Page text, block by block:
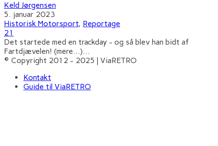
Keld Jørgensen
5. januar 2023
Historisk Motorsport, Reportage
21
Det startede med en trackday - og så blev han bidt af
Fartdjævelen! (mere…)...
© Copyright 2012 - 2025 | ViaRETRO
Kontakt
Guide til ViaRETRO